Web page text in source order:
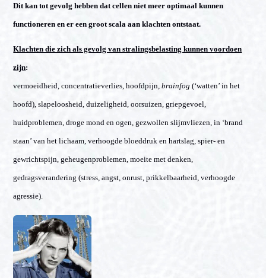
Dit kan tot gevolg hebben dat cellen niet meer optimaal kunnen
functioneren en er een groot scala aan klachten ontstaat.
Klachten die zich als gevolg van stralingsbelasting kunnen voordoen
zijn:
vermoeidheid, concentratieverlies, hoofdpijn,brainfog(‘watten’ in het
hoofd), slapeloosheid, duizeligheid, oorsuizen, griepgevoel,
huidproblemen, droge mond en ogen, gezwollen slijmvliezen, in ‘brand
staan’ van het lichaam, verhoogde bloeddruk en hartslag, spier- en
gewrichtspijn, geheugenproblemen, moeite met denken,
gedragsverandering (stress, angst, onrust, prikkelbaarheid, verhoogde
agressie).